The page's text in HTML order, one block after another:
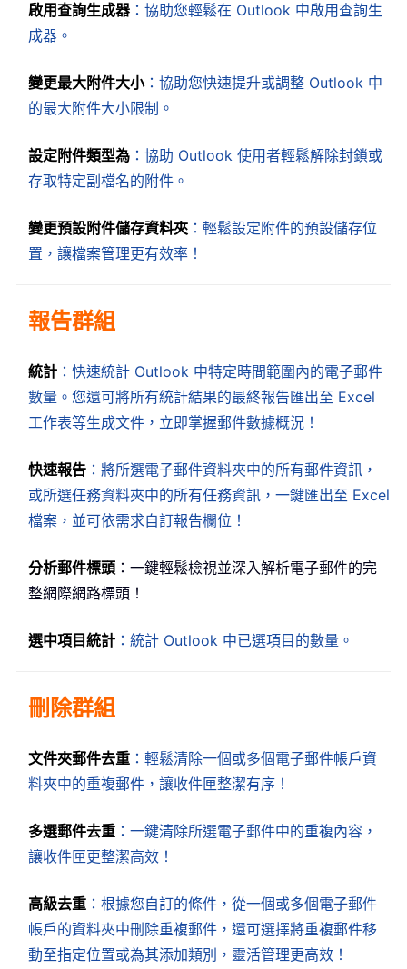
啟用查詢生成器 ：協助您輕鬆在 Outlook 中啟用查詢生
成器。
變更最大附件大小：協助您快速提升或調整 Outlook 中
的最大附件大小限制。
設定附件類型為 ：協助 Outlook 使用者輕鬆解除封鎖或
存取特定副檔名的附件。
變更預設附件儲存資料夾 ：輕鬆設定附件的預設儲存位
置，讓檔案管理更有效率！
報告群組
統計 ：快速統計 Outlook 中特定時間範圍內的電子郵件
數量。您還可將所有統計結果的最終報告匯出至 Excel
工作表等生成文件，立即掌握郵件數據概況！
快速報告 ：將所選電子郵件資料夾中的所有郵件資訊，
或所選任務資料夾中的所有任務資訊，一鍵匯出至 Excel
檔案，並可依需求自訂報告欄位！
分析郵件標頭 ：一鍵輕鬆檢視並深入解析電子郵件的完
整網際網路標頭！
選中項目統計 ：統計 Outlook 中已選項目的數量。
刪除群組
文件夾郵件去重 ：輕鬆清除一個或多個電子郵件帳戶資
料夾中的重複郵件，讓收件匣整潔有序！
多選郵件去重 ：一鍵清除所選電子郵件中的重複內容，
讓收件匣更整潔高效！
高級去重 ：根據您自訂的條件，從一個或多個電子郵件
帳戶的資料夾中刪除重複郵件，還可選擇將重複郵件移
動至指定位置或為其添加類別，靈活管理更高效！